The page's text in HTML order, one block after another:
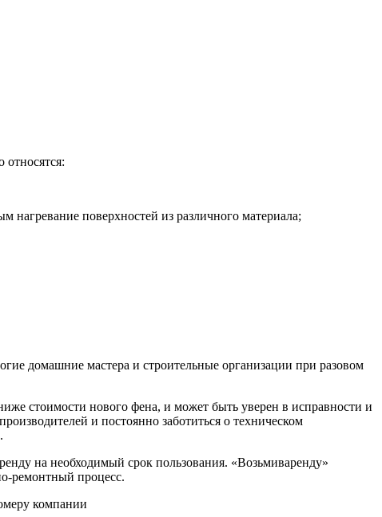
относятся:
нагревание поверхностей из различного материала;
домашние мастера и строительные организации при разовом
стоимости нового фена, и может быть уверен в исправности и
и постоянно заботиться о техническом
на необходимый срок пользования. «Возьмиваренду»
ремонтный процесс.
компании